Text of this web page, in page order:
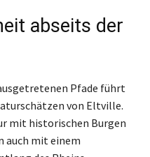
abseits der
Pfade führt
von Eltville.
mit historischen Burgen
auch mit einem